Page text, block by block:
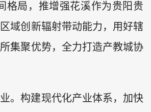
格局，推增强花溪作为贵阳贵
域创新辐射带动能力，用好辖
集聚优势，全力打造产教城协
。构建现代化产业体系，加快